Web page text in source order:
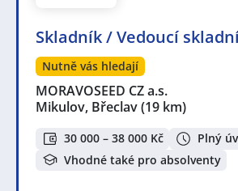
Skladník / Vedoucí
Nutně vás hledají
MORAVOSEED CZ a.s.
Mikulov, Břeclav(19 km)
30 000 – 38 000 Kč
Plný
Vhodné také pro absolventy